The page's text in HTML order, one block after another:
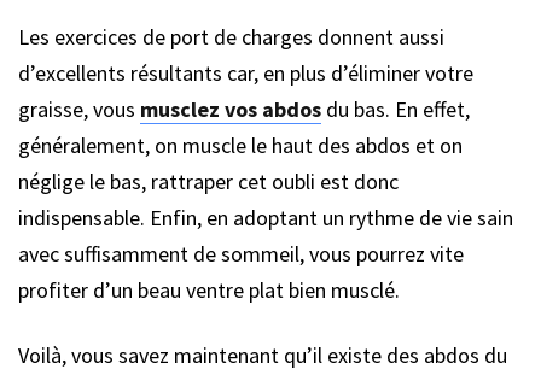
Les exercices de port de charges donnent aussi
d’excellents résultants car, en plus d’éliminer votre
graisse, vous musclez vos abdos du bas. En effet,
généralement, on muscle le haut des abdos et on
néglige le bas, rattraper cet oubli est donc
indispensable. Enfin, en adoptant un rythme de vie sain
avec suffisamment de sommeil, vous pourrez vite
profiter d’un beau ventre plat bien musclé.
Voilà, vous savez maintenant qu’il existe des abdos du